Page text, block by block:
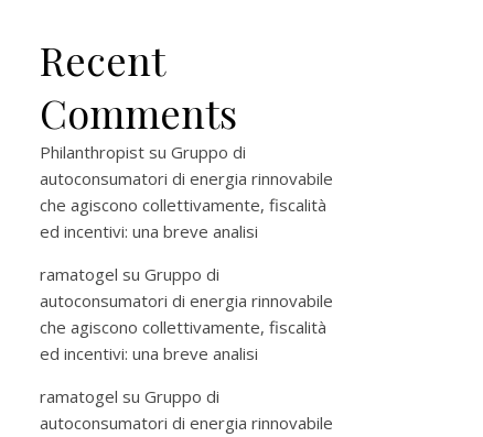
Recent
Comments
Philanthropist su Gruppo di
autoconsumatori di energia rinnovabile
che agiscono collettivamente, fiscalità
ed incentivi: una breve analisi
ramatogel su Gruppo di
autoconsumatori di energia rinnovabile
che agiscono collettivamente, fiscalità
ed incentivi: una breve analisi
ramatogel su Gruppo di
autoconsumatori di energia rinnovabile